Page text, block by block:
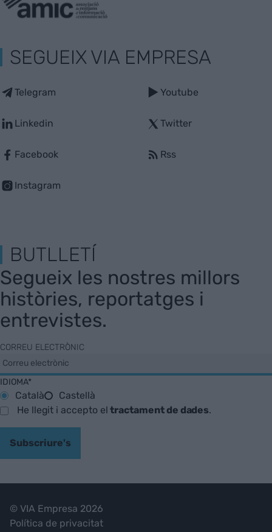
SEGUEIX VIA EMPRESA
Telegram
Linkedin
Facebook
Instagram
Youtube
Twitter
Rss
BUTLLETÍ
Segueix les nostres millors
històries, reportatges i
entrevistes.
CORREU ELECTRÒNIC
IDIOMA*
Català
Castellà
He llegit i accepto eltractament de dades.
Subscriure's
© VIA Empresa 2026
Política de privacitat